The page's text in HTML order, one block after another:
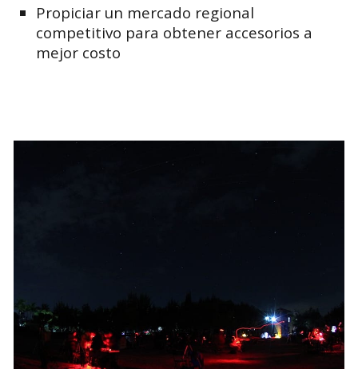
Propiciar un mercado regional
competitivo para obtener accesorios a
mejor costo